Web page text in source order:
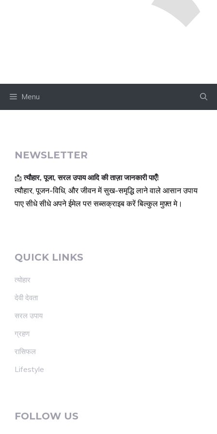
Menu
NEWSLETTER
📩त्यौहार, पूजा, सरल उपाय आदि की ताज़ा जानकारी पाएँ!
त्यौहार, पूजन-विधि, और जीवन में सुख-समृद्धि लाने वाले आसान उपाय
पाए सीधे सीधे अपने ईमेल पर! सब्सक्राइब करें बिल्कुल मुफ़्त मे।
QUICK LINKS
त्योहार
देवी देवता
सरल उपाय
ग्रहण
रासिफल
Lifestyle
FOLLOW US